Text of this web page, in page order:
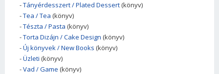
-Tányérdesszert / Plated Dessert (könyv)
-Tea / Tea (könyv)
-Tészta / Pasta (könyv)
-Torta Dizájn / Cake Design (könyv)
-Új könyvek / New Books (könyv)
-Üzleti (könyv)
-Vad / Game (könyv)